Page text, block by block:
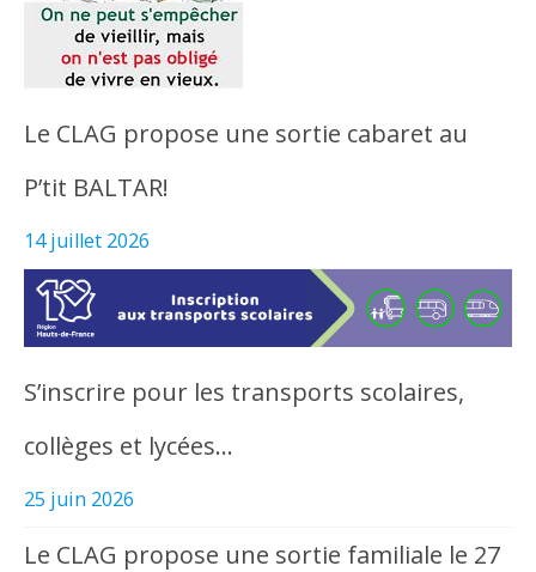
Le CLAG propose une sortie cabaret au
P’tit BALTAR!
14 juillet 2026
S’inscrire pour les transports scolaires,
collèges et lycées…
25 juin 2026
Le CLAG propose une sortie familiale le 27